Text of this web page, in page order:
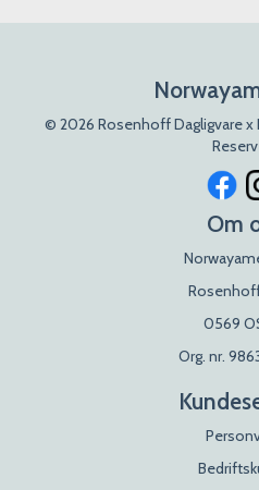
© 2026 Rosenhoff Dagligvare x
Om
0569
Org. nr.